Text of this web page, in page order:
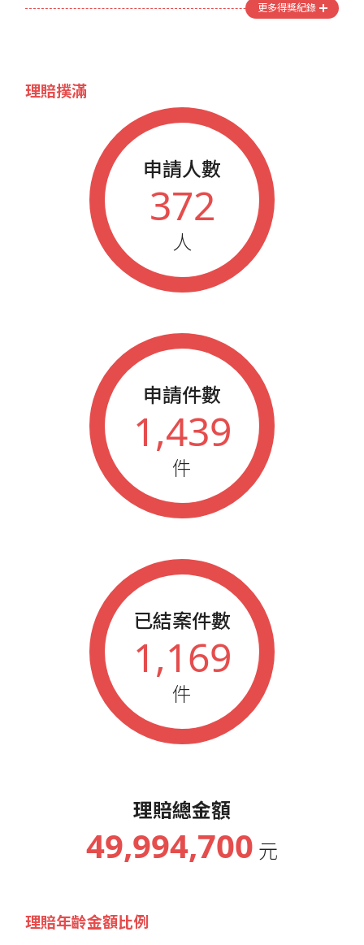
2022
春季藍鵲業務大會績優人員
藍鵲企業家榮譽會員
秋季藍鵲業務大會績優人員
春季藍鵲業務大會績優人員
秋季藍鵲業務大會績優人員
春季藍鵲業務大會績優人員
秋季藍鵲業務大會績優人員
秋季藍鵲業務大會績優人員
春季藍鵲業務大會績優人員
藍鵲企業家1M組織獎
春季藍鵲業務大會績優人員
藍鵲企業家參加年會人員
藍鵲企業家參加年會人員
藍鵲企業家參加年會人員
藍鵲企業家參加年會人員
更多得獎紀錄
理賠撲滿
申請人數
372
人
申請件數
1,439
件
已結案件數
1,169
件
理賠總金額
49,994,700 元
理賠年齡金額比例